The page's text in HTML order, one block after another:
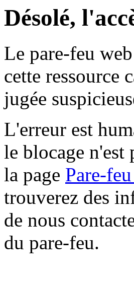
Désolé,
Le pare-feu
cette ressource
jugée
L'erreur est
le blocage n'est
la page Pare-
trouverez des
de nous
du pare-feu.